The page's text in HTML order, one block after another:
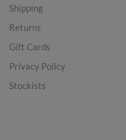
Shipping
Returns
Gift Cards
Privacy Policy
Stockists